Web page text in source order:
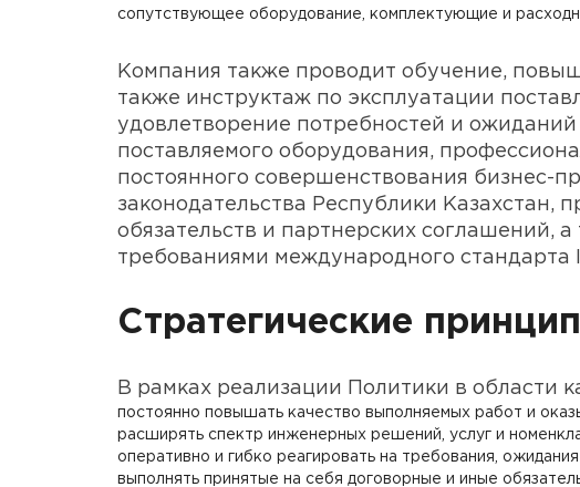
сопутствующее оборудование, комплектующие и
Компания также проводит обучение,
также инструктаж по эксплуатации
удовлетворение потребностей и
поставляемого оборудования,
постоянного совершенствования бизнес-
законодательства Республики
обязательств и партнерских соглашений,
требованиями международного стандарта
Стратегические
В рамках реализации Политики в области
постоянно повышать качество выполняемых работ и
расширять спектр инженерных решений, услуг и
оперативно и гибко реагировать на требования,
выполнять принятые на себя договорные и иные